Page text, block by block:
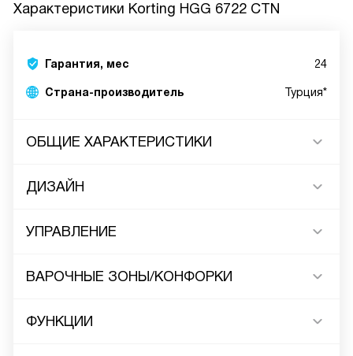
Характеристики Korting HGG 6722 CTN
Гарантия, мес 24
Страна-производитель Турция*
ОБЩИЕ ХАРАКТЕРИСТИКИ
ДИЗАЙН
УПРАВЛЕНИЕ
ВАРОЧНЫЕ ЗОНЫ/КОНФОРКИ
ФУНКЦИИ